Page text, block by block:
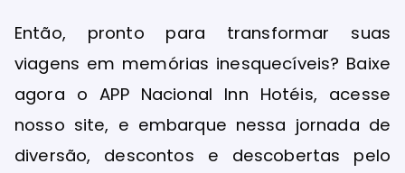
Então, pronto para transformar suas
viagens em memórias inesquecíveis? Baixe
agora o APP Nacional Inn Hotéis, acesse
nosso site, e embarque nessa jornada de
diversão, descontos e descobertas pelo